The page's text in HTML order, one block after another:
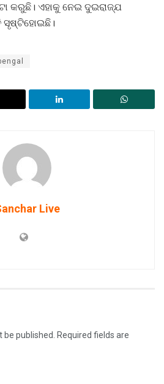
କରୁଛି। ଏହାକୁ ନେଇ ଦୁଇରାଜ୍ଯ
ସୃଷ୍ଟିହୋଇଛି।
Live
published.
Required fields are